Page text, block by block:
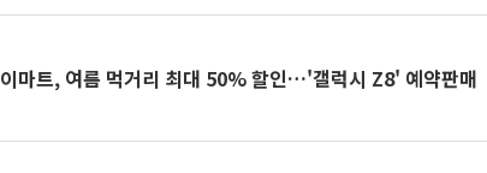
이마트, 여름 먹거리 최대 50% 할인…'갤럭시 Z8' 예약판매